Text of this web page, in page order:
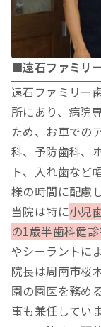
■遠石ファミリ
遠石ファミリー
所にあり、病院
ため、お車での
科、予防歯科、
ト、入れ歯など
様の時間に配慮
当院は特に小児
の1歳半歯科健
やシーラントに
院長は周南市桜
園の園医を務め
事も兼任してい